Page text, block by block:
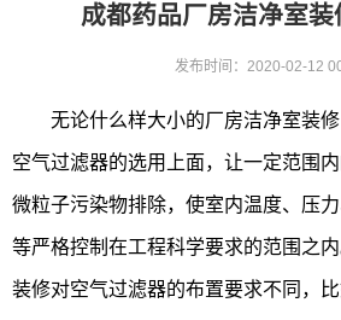
成都药品厂房洁净室
发布时间：2020-02-12
无论什么样大小的厂房洁净室装修
空气过滤器的选用上面，让一定范围
微粒子污染物排除，使室内温度、压
等严格控制在工程科学要求的范围之
装修对空气过滤器的布置要求不同，